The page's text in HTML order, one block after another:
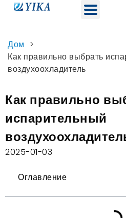
Дом >
Как правильно выбрать
воздухоохладитель
Как правильно
испарительный
2025-01-03
Оглавление